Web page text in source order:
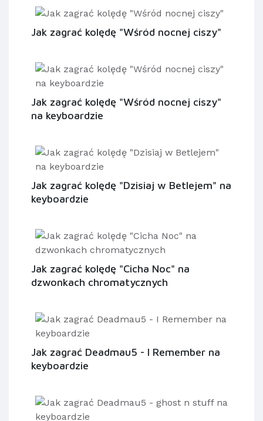
Jak zagrać kolędę "Wśród nocnej ciszy"
Jak zagrać kolędę "Wśród nocnej ciszy"
na keyboardzie
Jak zagrać kolędę "Dzisiaj w Betlejem" na
keyboardzie
Jak zagrać kolędę "Cicha Noc" na
dzwonkach chromatycznych
Jak zagrać Deadmau5 - I Remember na
keyboardzie